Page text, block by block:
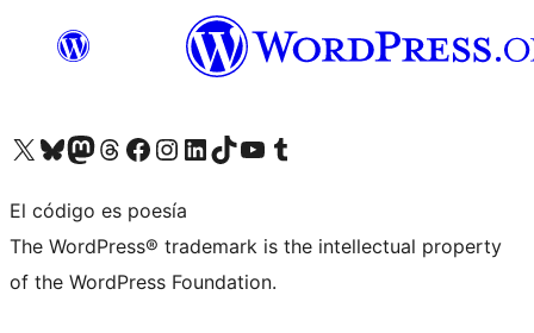
Visita nuestra cuenta de X (anteriormente Twitter)
Visita nuestra cuenta de Bluesky
Visita nuestra cuenta de Mastodon
Visita nuestra cuenta de Threads
Visita nuestra página de Facebook
Visita nuestra cuenta de Instagram
Visita nuestra cuenta de LinkedIn
Visita nuestra cuenta de TikTok
Visita nuestro canal de YouTube
Visita nuestra cuenta de Tumblr
El código es poesía
The WordPress® trademark is the intellectual property
of the WordPress Foundation.